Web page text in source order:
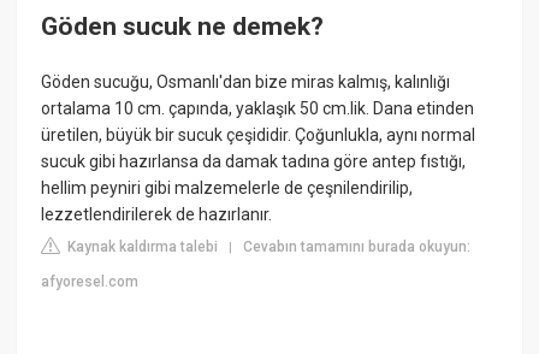
Göden sucuk ne demek?
Göden sucuğu, Osmanlı'dan bize miras kalmış, kalınlığı
ortalama 10 cm. çapında, yaklaşık 50 cm.lik. Dana etinden
üretilen, büyük bir sucuk çeşididir. Çoğunlukla, aynı normal
sucuk gibi hazırlansa da damak tadına göre antep fıstığı,
hellim peyniri gibi malzemelerle de çeşnilendirilip,
lezzetlendirilerek de hazırlanır.
Kaynak kaldırma talebi |Cevabın tamamını burada okuyun:
afyoresel.com